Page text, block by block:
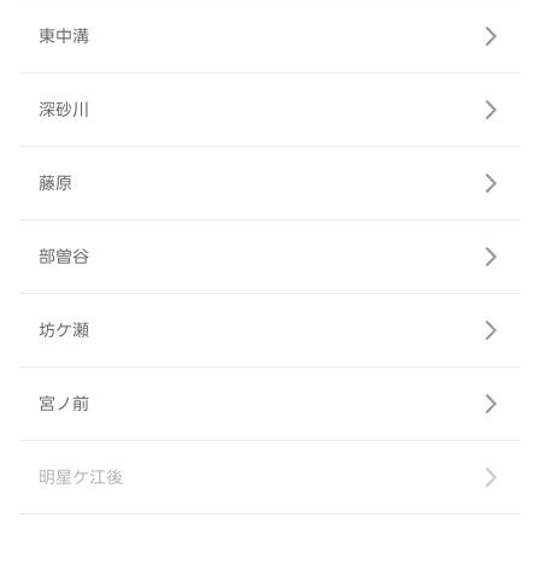
東中溝
深砂川
藤原
部曽谷
坊ケ瀬
宮ノ前
明星ケ江後